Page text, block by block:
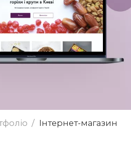
Інтернет-магазин
Надіслати